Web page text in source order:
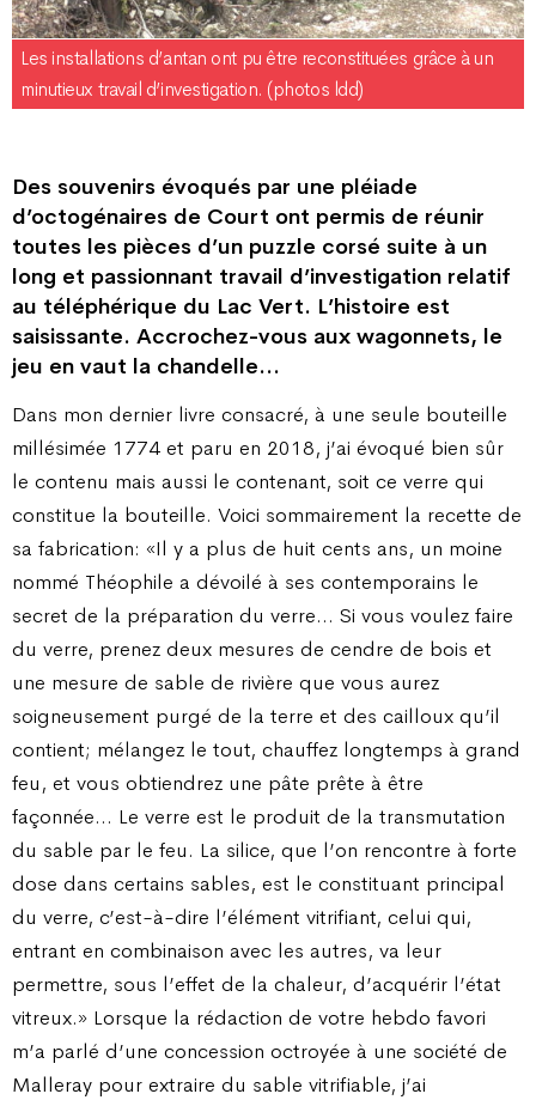
Les installations d’antan ont pu être reconstituées grâce à un
minutieux travail d’investigation. (photos ldd)
Des souvenirs évoqués par une pléiade
d’octogénaires de Court ont permis de réunir
toutes les pièces d’un puzzle corsé suite à un
long et passionnant travail d’investigation relatif
au téléphérique du Lac Vert. L’histoire est
saisissante. Accrochez-vous aux wagonnets, le
jeu en vaut la chandelle…
Dans mon dernier livre consacré, à une seule bouteille
millésimée 1774 et paru en 2018, j’ai évoqué bien sûr
le contenu mais aussi le contenant, soit ce verre qui
constitue la bouteille. Voici sommairement la recette de
sa fabrication: «Il y a plus de huit cents ans, un moine
nommé Théophile a dévoilé à ses contemporains le
secret de la préparation du verre… Si vous voulez faire
du verre, prenez deux mesures de cendre de bois et
une mesure de sable de rivière que vous aurez
soigneusement purgé de la terre et des cailloux qu’il
contient; mélangez le tout, chauffez longtemps à grand
feu, et vous obtiendrez une pâte prête à être
façonnée… Le verre est le produit de la transmutation
du sable par le feu. La silice, que l’on rencontre à forte
dose dans certains sables, est le constituant principal
du verre, c’est-à-dire l’élément vitrifiant, celui qui,
entrant en combinaison avec les autres, va leur
permettre, sous l’effet de la chaleur, d’acquérir l’état
vitreux.» Lorsque la rédaction de votre hebdo favori
m’a parlé d’une concession octroyée à une société de
Malleray pour extraire du sable vitrifiable, j’ai